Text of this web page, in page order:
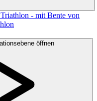
- mit Bente von
öffnen